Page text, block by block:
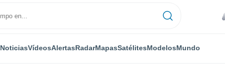
NoticiasVídeosAlertasRadarMapasSatélitesModelosMundo